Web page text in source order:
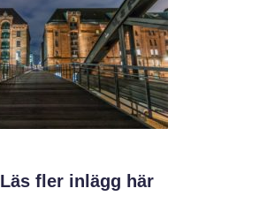
Läs fler inlägg här